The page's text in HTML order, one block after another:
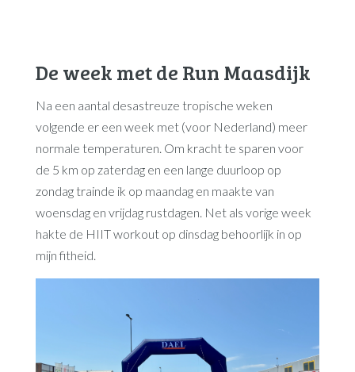
De week met de Run Maasdijk
Na een aantal desastreuze tropische weken
volgende er een week met (voor Nederland) meer
normale temperaturen. Om kracht te sparen voor
de 5 km op zaterdag en een lange duurloop op
zondag trainde ik op maandag en maakte van
woensdag en vrijdag rustdagen. Net als vorige week
hakte de HIIT workout op dinsdag behoorlijk in op
mijn fitheid.